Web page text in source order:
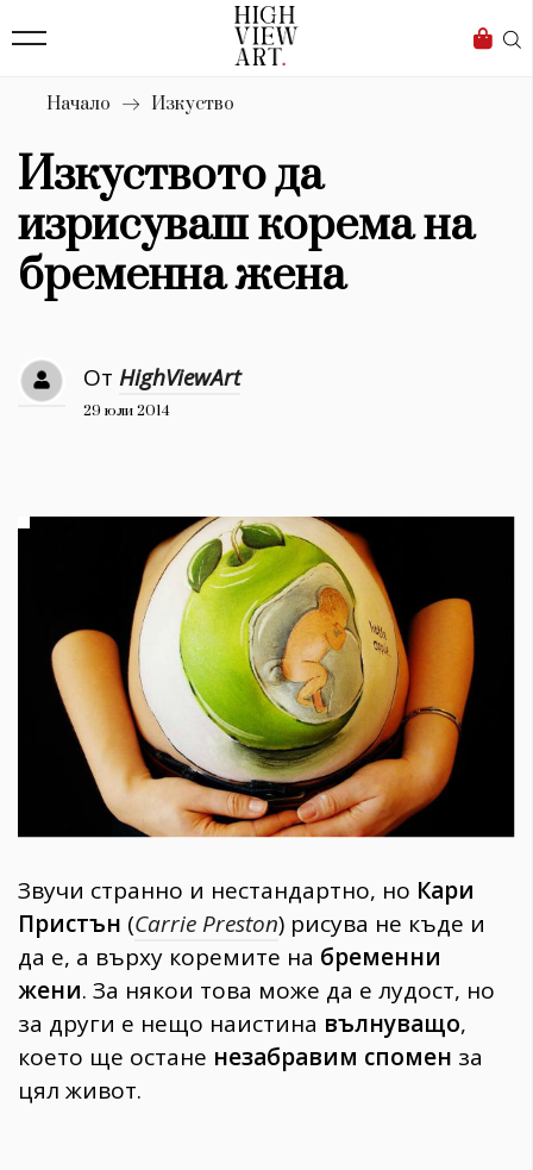
Бизнес
Мода
Dialogue
Изкуство
4340
Красота
Дизайн
Книги
Гурме 1710
Пътувай
237
Здраве 389
Gentlemen
Wellness
1817
ПОСЛЕДВАЙТЕ
НИ
Начало Изкуство
Изкуството да
изрисуваш корема на
бременна жена
От HighViewArt
29 юли 2014
Звучи странно и нестандартно, но Кари
Пристън (Carrie Preston) рисува не къде и
да е, а върху коремите на бременни
жени. За някои това може да е лудост, но
за други е нещо наистина вълнуващо,
което ще остане незабравим спомен за
цял живот.